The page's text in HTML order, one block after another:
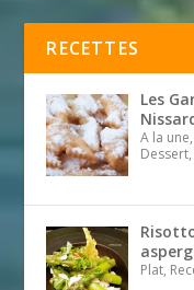
RECETTES
Les
A la
Plat,